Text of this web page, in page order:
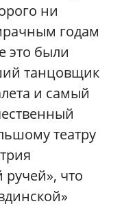
ни
годам
это были
танцовщик
и самый
театру
что